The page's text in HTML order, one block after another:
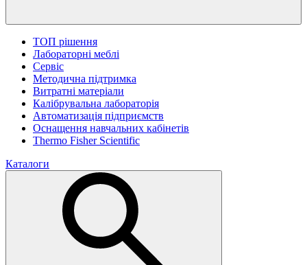
ТОП рішення
Лабораторні меблі
Сервіс
Методична підтримка
Витратні матеріали
Калібрувальна лабораторія
Автоматизація підприємств
Оснащення навчальних кабінетів
Thermo Fisher Scientific
Каталоги